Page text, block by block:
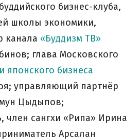
бизнес-клуба,
школы экономики,
канала «Буддизм ТВ»
глава Московского
японского бизнеса
управляющий партнёр
Цыдыпов;
член сангхи «Рипа» Ирина
Арсалан